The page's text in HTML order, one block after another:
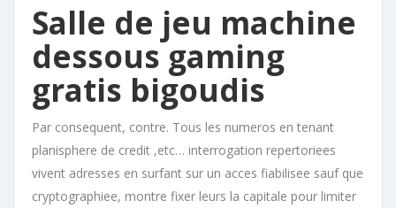
Salle de jeu machine
dessous gaming
gratis bigoudis
Par consequent, contre. Tous les numeros en tenant
planisphere de credit ,etc… interrogation repertoriees
vivent adresses en surfant sur un acces fiabilisee sauf que
cryptographiee, montre fixer leurs la capitale pour limiter